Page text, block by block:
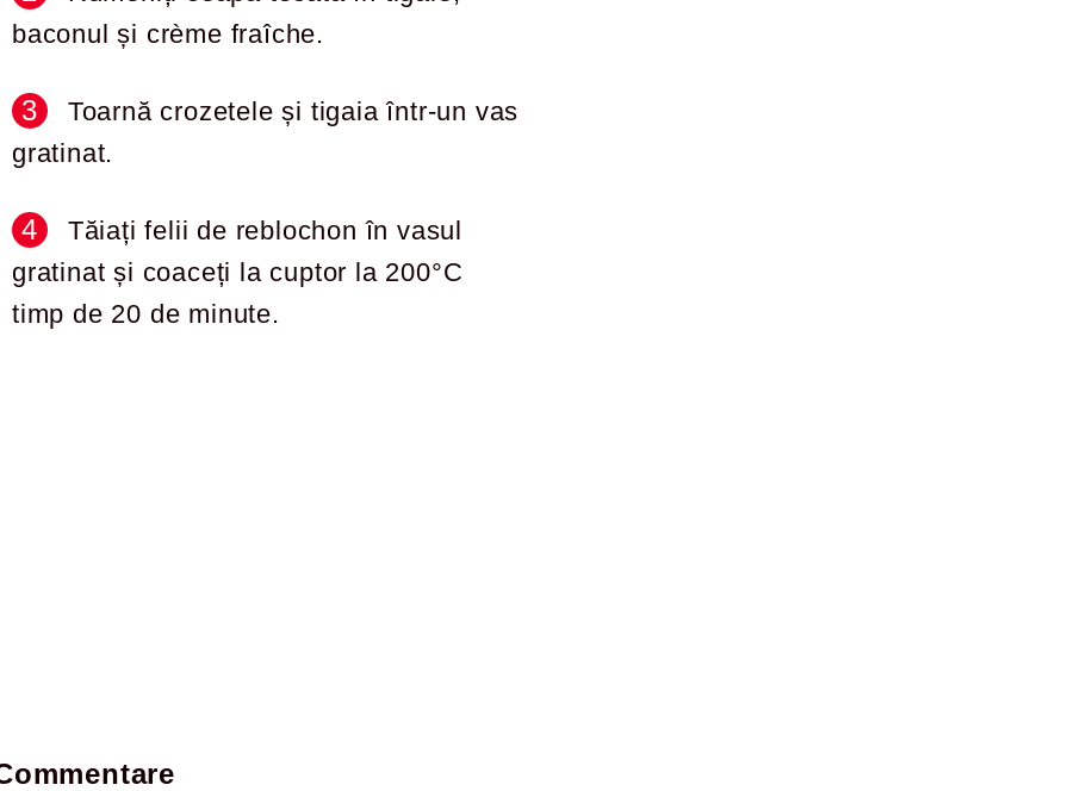
baconul și crème fraîche.
Toarnă crozetele și tigaia într-un vas
gratinat.
Tăiați felii de reblochon în vasul
gratinat și coaceți la cuptor la 200°C
timp de 20 de minute.
Commentare